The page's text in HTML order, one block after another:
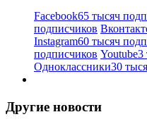
Facebook65 тысяч
подписчиков
Instagram60 тысяч
подписчиков Youtube3
Одноклассники30
Другие новости